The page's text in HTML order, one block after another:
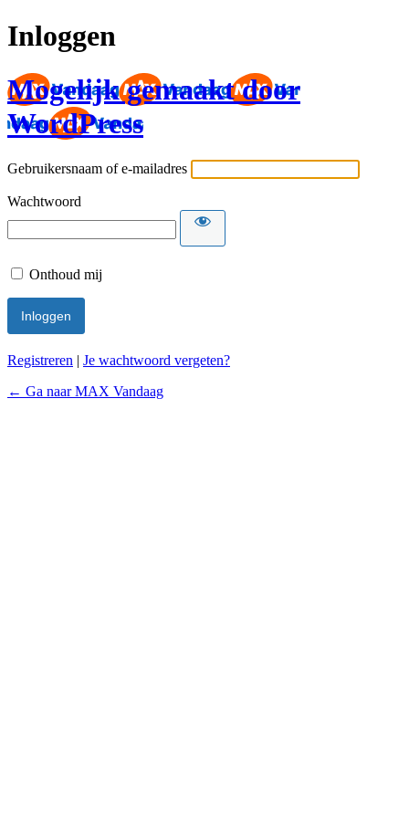
Inloggen
Mogelijk gemaakt door
WordPress
Gebruikersnaam of e-mailadres
Wachtwoord
Onthoud mij
Registreren | Je wachtwoord vergeten?
← Ga naar MAX Vandaag